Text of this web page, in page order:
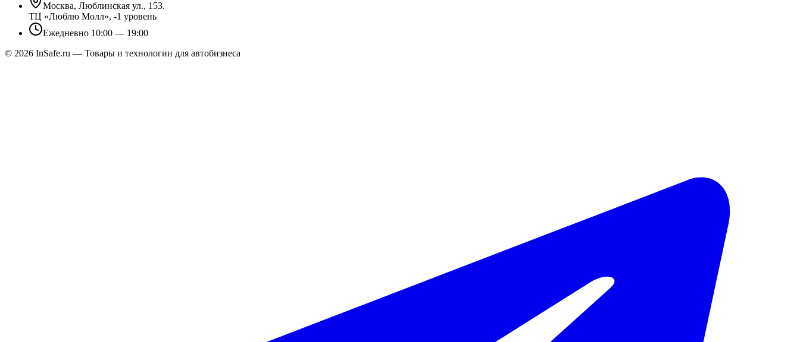
Москва, Люблинская ул., 153.
ТЦ «Люблю Молл», -1 уровень
Ежедневно 10:00 — 19:00
© 2026 InSafe.ru — Товары и технологии для автобизнеса